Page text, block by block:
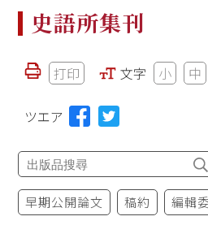
史語所集刊
打印 文字 小 中
ツエア
早期公開論文 稿約 編輯